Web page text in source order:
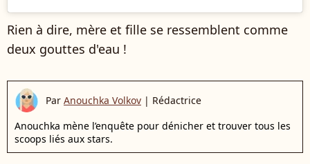
Rien à dire, mère et fille se ressemblent comme
deux gouttes d'eau !
Par Anouchka Volkov | Rédactrice
Anouchka mène l’enquête pour dénicher et trouver tous les
scoops liés aux stars.